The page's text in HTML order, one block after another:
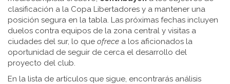
clasificación a la Copa Libertadores y a mantener una
posición segura en la tabla. Las próximas fechas incluyen
duelos contra equipos de la zona central y visitas a
ciudades del sur, lo que ofrece a los aficionados la
oportunidad de seguir de cerca el desarrollo del
proyecto del club.
En la lista de artículos que sigue, encontrarás análisis